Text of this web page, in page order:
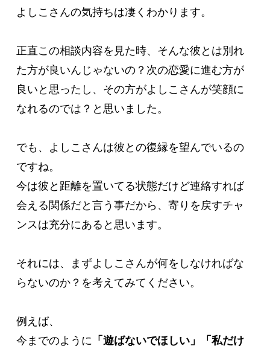
よしこさんの気持ちは凄くわかります。
正直この相談内容を見た時、そんな彼とは別れ
た方が良いんじゃないの？次の恋愛に進む方が
良いと思ったし、その方がよしこさんが笑顔に
なれるのでは？と思いました。
でも、よしこさんは彼との復縁を望んでいるの
ですね。
今は彼と距離を置いてる状態だけど連絡すれば
会える関係だと言う事だから、寄りを戻すチャ
ンスは充分にあると思います。
それには、まずよしこさんが何をしなければな
らないのか？を考えてみてください。
例えば、
今までのように 「遊ばないでほしい」「私だけ